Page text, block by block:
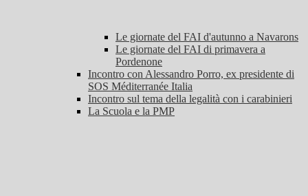
Le giornate del FAI d'autunno a Navarons
Le giornate del FAI di primavera a
Pordenone
Incontro con Alessandro Porro, ex presidente di
SOS Méditerranée Italia
Incontro sul tema della legalità con i carabinieri
La Scuola e la PMP